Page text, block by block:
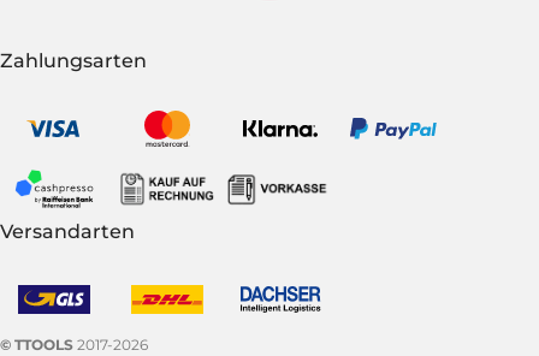
Zahlungsarten
Versandarten
© TTOOLS 2017-2026